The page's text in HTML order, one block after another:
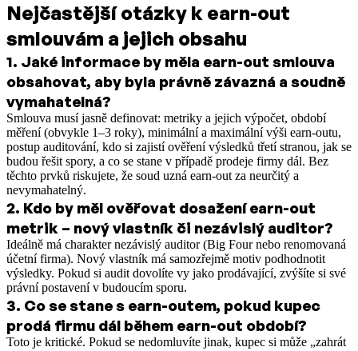
Nejčastější otázky k earn-out
smlouvám a jejich obsahu
1. Jaké informace by měla earn-out smlouva
obsahovat, aby byla právně závazná a soudně
vymahatelná?
Smlouva musí jasně definovat: metriky a jejich výpočet, období
měření (obvykle 1–3 roky), minimální a maximální výši earn-outu,
postup auditování, kdo si zajistí ověření výsledků třetí stranou, jak se
budou řešit spory, a co se stane v případě prodeje firmy dál. Bez
těchto prvků riskujete, že soud uzná earn-out za neurčitý a
nevymahatelný.
2. Kdo by měl ověřovat dosažení earn-out
metrik – nový vlastník či nezávislý auditor?
Ideálně má charakter nezávislý auditor (Big Four nebo renomovaná
účetní firma). Nový vlastník má samozřejmě motiv podhodnotit
výsledky. Pokud si audit dovolíte vy jako prodávající, zvýšíte si své
právní postavení v budoucím sporu.
3. Co se stane s earn-outem, pokud kupec
prodá firmu dál během earn-out období?
Toto je kritické. Pokud se nedomluvíte jinak, kupec si může „zahrát